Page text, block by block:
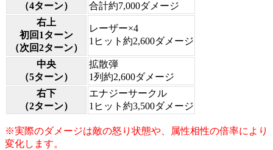
（4ターン）
合計約7,000ダメージ
右上
初回1ターン
（次回2ターン）
レーザー×4
1ヒット約2,600ダメージ
中央
（5ターン）
拡散弾
1列約2,600ダメージ
右下
（2ターン）
エナジーサークル
1ヒット約3,500ダメージ
※実際のダメージは敵の怒り状態や、属性相性の倍率により
変化します。